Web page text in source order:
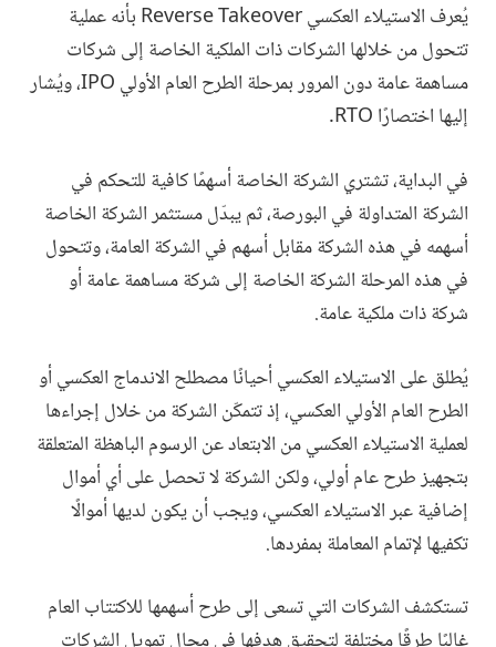
يُعرف الاستيلاء العكسي Reverse Takeover
بأنه عملية
تتحول من خلالها الشركات ذات الملكية الخاصة إلى شركات
مساهمة عامة دون المرور بمرحلة الطرح العام الأولي IPO، ويُشار
إليها اختصارًا RTO.
في البداية، تشتري الشركة الخاصة أسهمًا كافية للتحكم في
الشركة المتداولة في البورصة، ثم يبدّل مستثمر الشركة الخاصة
أسهمه في هذه الشركة مقابل أسهم في الشركة العامة، وتتحول
في هذه المرحلة الشركة الخاصة إلى شركة مساهمة عامة أو
شركة ذات ملكية عامة.
يُطلق على الاستيلاء العكسي أحيانًا مصطلح الاندماج العكسي أو
الطرح العام الأولي العكسي، إذ تتمكّن الشركة من خلال إجراءها
لعملية الاستيلاء العكسي من الابتعاد عن الرسوم الباهظة المتعلقة
بتجهيز طرح عام أولي، ولكن الشركة لا تحصل على أي أموال
إضافية عبر الاستيلاء العكسي، ويجب أن يكون لديها أموالًا
تكفيها لإتمام المعاملة بمفردها.
تستكشف الشركات التي تسعى إلى طرح أسهمها للاكتتاب العام